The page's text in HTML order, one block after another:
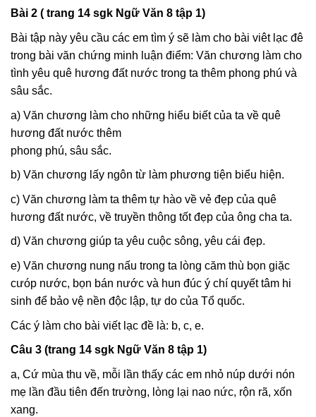
Bài 2 ( trang 14 sgk Ngữ Văn 8 tập 1)
Bài tập này yêu cầu các em tìm ý sẽ làm cho bài viêt lạc đê
trong bài văn chứng minh luận điểm: Văn chương làm cho
tình yêu quê hương đất nước trong ta thêm phong phú và
sâu sắc.
a) Văn chương làm cho những hiểu biết của ta về quê
hương đất nước thêm
phong phú, sâu sắc.
b) Văn chương lấy ngôn từ làm phương tiện biểu hiện.
c) Văn chương làm ta thêm tự hào về vẻ đẹp của quê
hương đất nước, về truyền thông tốt đẹp của ông cha ta.
d) Văn chương giúp ta yêu cuộc sông, yêu cái đẹp.
e) Văn chương nung nấu trong ta lòng căm thù bọn giặc
cưóp nước, bọn bán nước và hun đúc ý chí quyết tâm hi
sinh để bảo vệ nền độc lập, tự do của Tổ quốc.
Các ý làm cho bài viết lạc đề là: b, c, e.
Câu 3 (trang 14 sgk Ngữ Văn 8 tập 1)
a, Cứ mùa thu về, mỗi lần thấy các em nhỏ núp dưới nón
mẹ lần đầu tiên đến trường, lòng lại nao nức, rộn rã, xốn
xang.